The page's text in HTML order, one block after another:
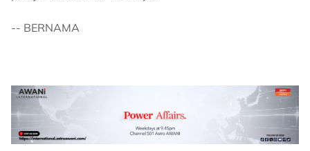
-- BERNAMA